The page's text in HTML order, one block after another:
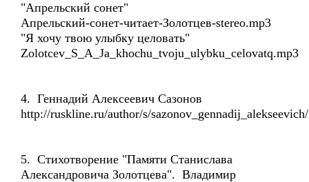
"Апрельский сонет"
Апрельский-сонет-читает-Золотцев-stereo.mp3
"Я хочу твою улыбку целовать"
Zolotcev_S_A_Ja_khochu_tvoju_ulybku_celovatq.mp3
4. Геннадий Алексеевич Сазонов
http://ruskline.ru/author/s/sazonov_gennadij_alekseevich/
5. Стихотворение "Памяти Станислава
Александровича Золотцева". Владимир